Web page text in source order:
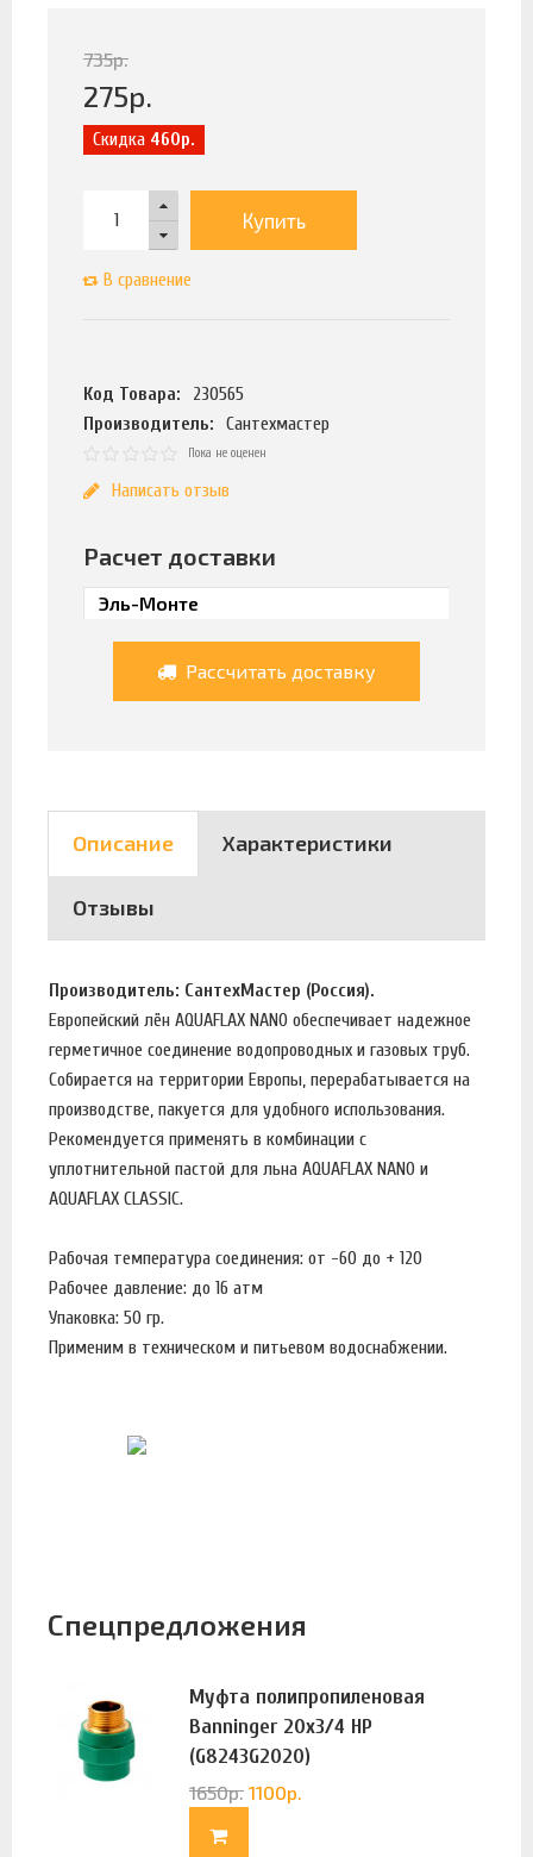
735р.
275р.
Скидка 460р.
Купить
В сравнение
Код Товара:
230565
Производитель:
Сантехмастер
Пока не оценен
Написать отзыв
Расчет доставки
Рассчитать доставку
Описание Характеристики
Отзывы
Производитель: СантехМастер (Россия).
Европейский лён AQUAFLAX NANO обеспечивает надежное
герметичное соединение водопроводных и газовых труб.
Собирается на территории Европы, перерабатывается на
производстве, пакуется для удобного использования.
Рекомендуется применять в комбинации с
уплотнительной пастой для льна AQUAFLAX NANO и
AQUAFLAX CLASSIC.
Рабочая температура соединения: от -60 до + 120
Рабочее давление: до 16 атм
Упаковка: 50 гр.
Применим в техническом и питьевом водоснабжении.
Спецпредложения
Муфта полипропиленовая
Banninger 20х3/4 НР
(G8243G2020)
1650р. 1100р.